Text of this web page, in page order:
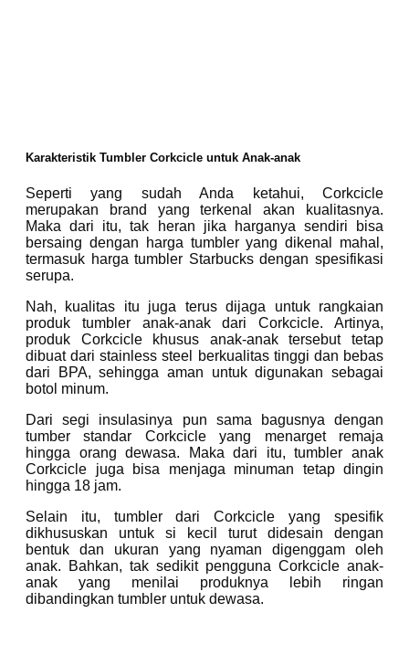
Karakteristik Tumbler Corkcicle untuk Anak-anak
Seperti yang sudah Anda ketahui, Corkcicle
merupakan brand yang terkenal akan kualitasnya.
Maka dari itu, tak heran jika harganya sendiri bisa
bersaing dengan harga tumbler yang dikenal mahal,
termasuk harga tumbler Starbucks dengan spesifikasi
serupa.
Nah, kualitas itu juga terus dijaga untuk rangkaian
produk tumbler anak-anak dari Corkcicle. Artinya,
produk Corkcicle khusus anak-anak tersebut tetap
dibuat dari stainless steel berkualitas tinggi dan bebas
dari BPA, sehingga aman untuk digunakan sebagai
botol minum.
Dari segi insulasinya pun sama bagusnya dengan
tumber standar Corkcicle yang menarget remaja
hingga orang dewasa. Maka dari itu, tumbler anak
Corkcicle juga bisa menjaga minuman tetap dingin
hingga 18 jam.
Selain itu, tumbler dari Corkcicle yang spesifik
dikhususkan untuk si kecil turut didesain dengan
bentuk dan ukuran yang nyaman digenggam oleh
anak. Bahkan, tak sedikit pengguna Corkcicle anak-
anak yang menilai produknya lebih ringan
dibandingkan tumbler untuk dewasa.